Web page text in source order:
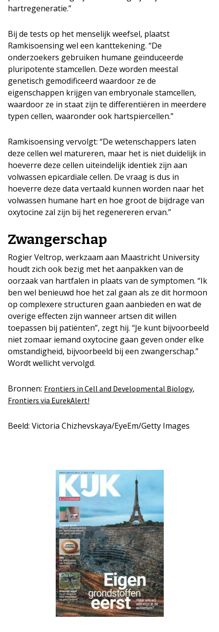
hartregeneratie.”
Bij de tests op het menselijk weefsel, plaatst
Ramkisoensing wel een kanttekening. “De
onderzoekers gebruiken humane geïnduceerde
pluripotente stamcellen. Deze worden meestal
genetisch gemodificeerd waardoor ze de
eigenschappen krijgen van embryonale stamcellen,
waardoor ze in staat zijn te differentiëren in meerdere
typen cellen, waaronder ook hartspiercellen.”
Ramkisoensing vervolgt: “De wetenschappers laten
deze cellen wel matureren, maar het is niet duidelijk in
hoeverre deze cellen uiteindelijk identiek zijn aan
volwassen epicardiale cellen. De vraag is dus in
hoeverre deze data vertaald kunnen worden naar het
volwassen humane hart en hoe groot de bijdrage van
oxytocine zal zijn bij het regenereren ervan.”
Zwangerschap
Rogier Veltrop, werkzaam aan Maastricht University
houdt zich ook bezig met het aanpakken van de
oorzaak van hartfalen in plaats van de symptomen. “Ik
ben wel benieuwd hoe het zal gaan als ze dit hormoon
op complexere structuren gaan aanbieden en wat de
overige effecten zijn wanneer artsen dit willen
toepassen bij patiënten”, zegt hij. “Je kunt bijvoorbeeld
niet zomaar iemand oxytocine gaan geven onder elke
omstandigheid, bijvoorbeeld bij een zwangerschap.”
Wordt wellicht vervolgd.
Bronnen: Frontiers in Cell and Developmental Biology,
Frontiers via EurekAlert!
Beeld: Victoria Chizhevskaya/EyeEm/Getty Images